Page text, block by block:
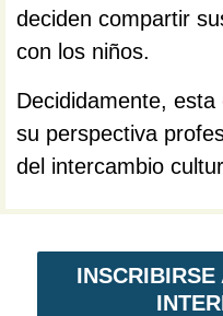
deciden compartir
con los niños.
Decididamente, esta
su perspectiva
del intercambio